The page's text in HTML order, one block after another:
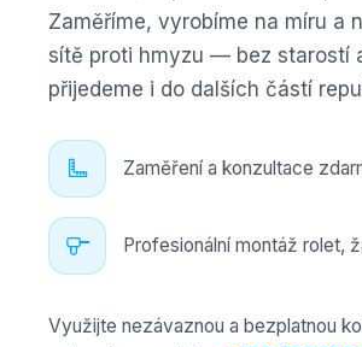
Zaměříme, vyrobíme na míru a
sítě proti hmyzu — bez starostí
přijedeme i do dalších částí
Zaměření a konzultace
Profesionální montáž rolet,
Využijte nezávaznou a bezplatnou